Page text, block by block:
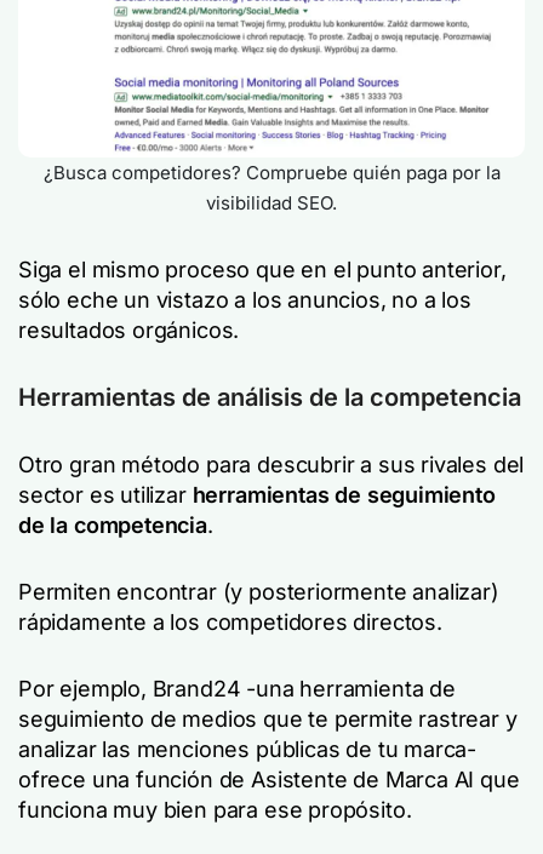
¿Busca competidores? Compruebe quién paga por la
visibilidad SEO.
Siga el mismo proceso que en el punto anterior,
sólo eche un vistazo a los anuncios, no a los
resultados orgánicos.
Herramientas de análisis de la competencia
Otro gran método para descubrir a sus rivales del
sector es utilizar herramientas de seguimiento
de la competencia.
Permiten encontrar (y posteriormente analizar)
rápidamente a los competidores directos.
Por ejemplo, Brand24 -una herramienta de
seguimiento de medios que te permite rastrear y
analizar las menciones públicas de tu marca-
ofrece una función de Asistente de Marca AI que
funciona muy bien para ese propósito.